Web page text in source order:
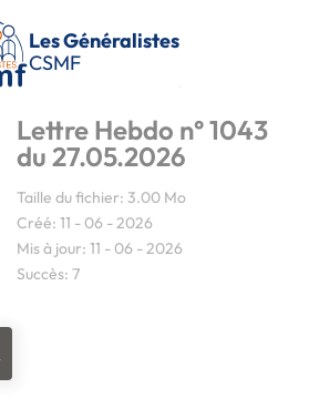
Les Généralistes
CSMF
Lettre Hebdo n° 1043
du 27.05.2026
Taille du fichier: 3.00 Mo
Créé: 11 - 06 - 2026
Mis à jour: 11 - 06 - 2026
Succès: 7